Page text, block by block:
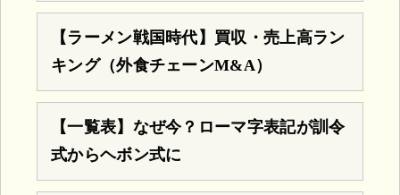
【ラーメン戦国時代】買収・売上高ラン
キング（外食チェーンM&A）
【一覧表】なぜ今？ローマ字表記が訓令
式からヘボン式に